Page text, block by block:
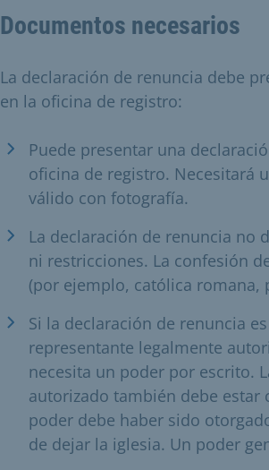
Documentos necesarios
La declaración de renuncia debe
en la oficina de registro:
Puede presentar una
oficina de registro. Necesitará
válido con fotografía.
La declaración de renuncia no
ni restricciones. La confesión
(por ejemplo, católica romana,
Si la declaración de renuncia
representante legalmente
necesita un poder por escrito.
autorizado también debe estar
poder debe haber sido
de dejar la iglesia. Un poder